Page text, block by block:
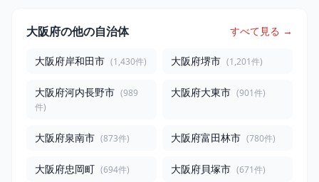
大阪府の他の自治体 すべて見る →
大阪府岸和田市 (1,430件) 大阪府堺市 (1,201件)
大阪府河内長野市 (989
件)
大阪府大東市 (901件)
大阪府泉南市 (873件) 大阪府富田林市 (780件)
大阪府忠岡町 (694件) 大阪府貝塚市 (671件)